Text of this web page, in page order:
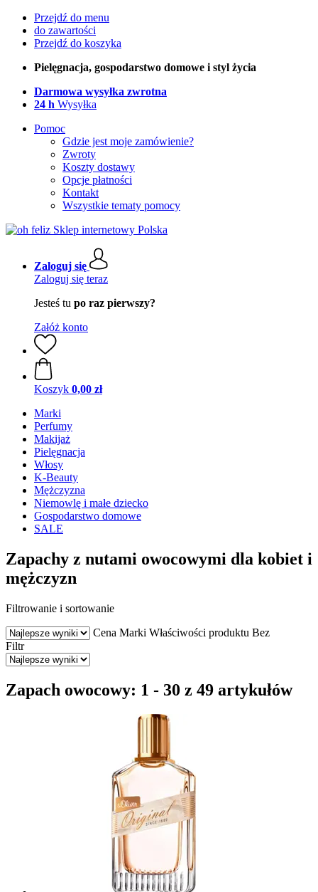
Przejdź do menu
do zawartości
Przejdź do koszyka
Pielęgnacja, gospodarstwo domowe i styl życia
Darmowa wysyłka zwrotna
24 h Wysyłka
Pomoc
Gdzie jest moje zamówienie?
Zwroty
Koszty dostawy
Opcje płatności
Kontakt
Wszystkie tematy pomocy
Zaloguj się
Zaloguj się teraz
Jesteś tu po raz pierwszy?
Załóż konto
Koszyk 0,00 zł
Marki
Perfumy
Makijaż
Pielęgnacja
Włosy
K-Beauty
Mężczyzna
Niemowlę i małe dziecko
Gospodarstwo domowe
SALE
Zapachy z nutami owocowymi dla kobiet i
mężczyzn
Filtrowanie i sortowanie
Cena Marki Właściwości produktu Bez
Filtr
Zapach owocowy: 1 - 30 z 49 artykułów